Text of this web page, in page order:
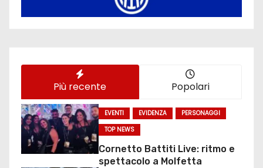
Più recente Popolari
EVENTI EVIDENZA
PERSONAGGI
TOP NEWS
Cornetto Battiti Live: ritmo e
spettacolo a Molfetta